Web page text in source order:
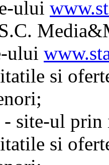
ului
ului
si
- site-ul prin
si